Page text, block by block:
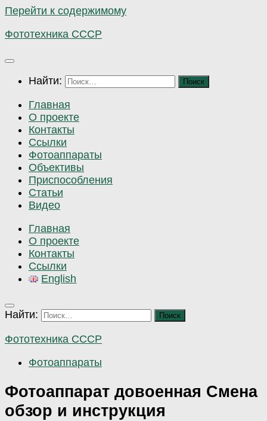
Перейти к содержимому
Фототехника СССР
Найти:
Главная
О проекте
Контакты
Ссылки
Фотоаппараты
Объективы
Приспособления
Статьи
Видео
Главная
О проекте
Контакты
Ссылки
English
Найти:
Фототехника СССР
Фотоаппараты
Фотоаппарат довоенная Смена
обзор и инструкция